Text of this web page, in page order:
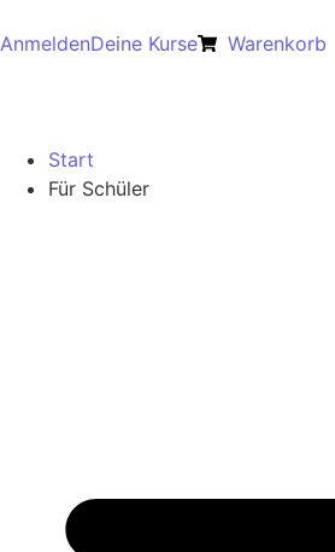
AnmeldenDeine Kurse Warenkorb
Start
Für Schüler